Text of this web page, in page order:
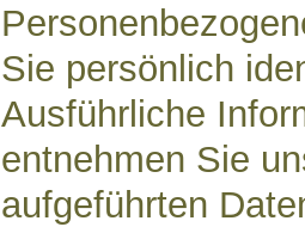
Sie persönlich
Ausführliche
entnehmen Sie
aufgeführten